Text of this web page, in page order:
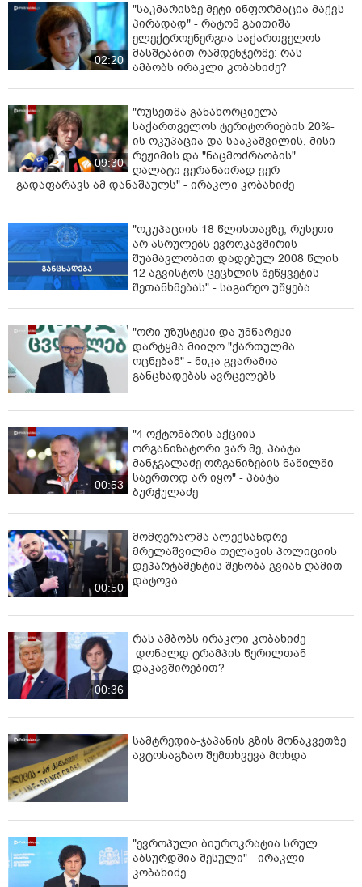
02:20
"საკმარისზე მეტი ინფორმაცია მაქვს
პირადად" - რატომ გაითიშა
ელექტროენერგია საქართველოს
მასშტაბით რამდენჯერმე: რას
ამბობს ირაკლი კობახიძე?
09:30
"რუსეთმა განახორციელა
საქართველოს ტერიტორიების 20%-
ის ოკუპაცია და სააკაშვილის, მისი
რეჟიმის და "ნაცმოძრაობის"
ღალატი ვერანაირად ვერ
გადაფარავს ამ დანაშაულს" - ირაკლი კობახიძე
"ოკუპაციის 18 წლისთავზე, რუსეთი
არ ასრულებს ევროკავშირის
შუამავლობით დადებულ 2008 წლის
12 აგვისტოს ცეცხლის შეწყვეტის
შეთანხმებას" - საგარეო უწყება
"ორი უზუსტესი და უმწარესი
დარტყმა მიიღო "ქართულმა
ოცნებამ" - ნიკა გვარამია
განცხადებას ავრცელებს
00:53
"4 ოქტომბრის აქციის
ორგანიზატორი ვარ მე, პაატა
მანჯგალაძე ორგანიზების ნაწილში
საერთოდ არ იყო" - პაატა
ბურჭულაძე
00:50
მომღერალმა ალექსანდრე
მრელაშვილმა თელავის პოლიციის
დეპარტამენტის შენობა გვიან ღამით
დატოვა
00:36
რას ამბობს ირაკლი კობახიძე
დონალდ ტრამპის წერილთან
დაკავშირებით?
სამტრედია-ჯაპანის გზის მონაკვეთზე
ავტოსაგზაო შემთხვევა მოხდა
"ევროპული ბიუროკრატია სრულ
აბსურდშია შესული" - ირაკლი
კობახიძე